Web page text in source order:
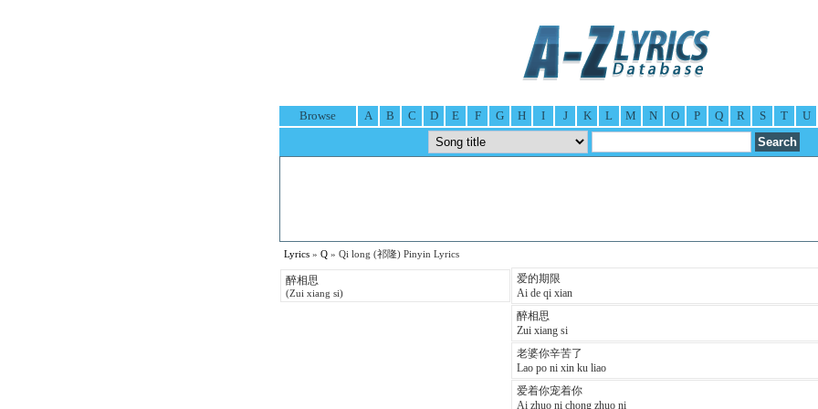
Browse A B C D E F G H I J K L M N O P Q R S T U
Lyrics » Q » Qi long (祁隆) Pinyin Lyrics
醉相思
(Zui xiang si)
爱的期限
Ai de qi xian
醉相思
Zui xiang si
老婆你辛苦了
Lao po ni xin ku liao
爱着你宠着你
Ai zhuo ni chong zhuo ni